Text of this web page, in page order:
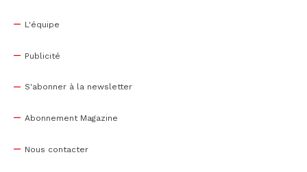
L'équipe
Publicité
S'abonner à la newsletter
Abonnement Magazine
Nous contacter